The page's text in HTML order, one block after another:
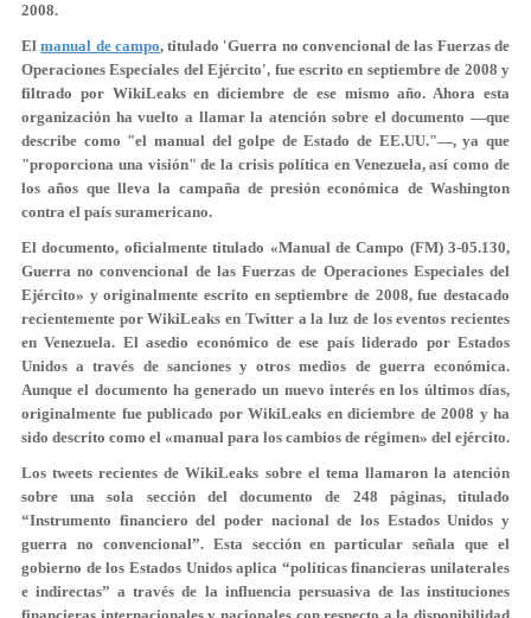
2008.
Elmanual de campo, titulado 'Guerra no convencional de las Fuerzas de
Operaciones Especiales del Ejército', fue escrito en septiembre de 2008 y
filtrado por WikiLeaks en diciembre de ese mismo año. Ahora esta
organización ha vuelto a llamar la atención sobre el documento —que
describe como "el manual del golpe de Estado de EE.UU."—, ya que
"proporciona una visión" de la crisis política en Venezuela, así como de
los años que lleva la campaña de presión económica de Washington
contra el país suramericano.
El documento, oficialmente titulado «Manual de Campo (FM) 3-05.130,
Guerra no convencional de las Fuerzas de Operaciones Especiales del
Ejército» y originalmente escrito en septiembre de 2008, fue destacado
recientemente por WikiLeaks en Twitter a la luz de los eventos recientes
en Venezuela. El asedio económico de ese país liderado por Estados
Unidos a través de sanciones y otros medios de guerra económica.
Aunque el documento ha generado un nuevo interés en los últimos días,
originalmente fue publicado por WikiLeaks en diciembre de 2008 y ha
sido descrito como el «manual para los cambios de régimen» del ejército.
Los tweets recientes de WikiLeaks sobre el tema llamaron la atención
sobre una sola sección del documento de 248 páginas, titulado
“Instrumento financiero del poder nacional de los Estados Unidos y
guerra no convencional”. Esta sección en particular señala que el
gobierno de los Estados Unidos aplica “políticas financieras unilaterales
e indirectas” a través de la influencia persuasiva de las instituciones